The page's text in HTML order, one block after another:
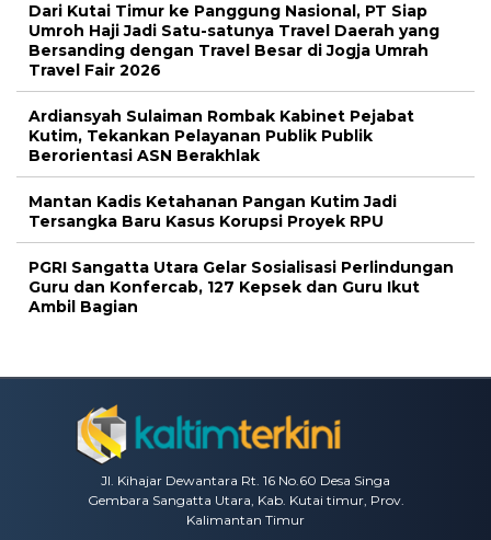
Dari Kutai Timur ke Panggung Nasional, PT Siap
Umroh Haji Jadi Satu-satunya Travel Daerah yang
Bersanding dengan Travel Besar di Jogja Umrah
Travel Fair 2026
Ardiansyah Sulaiman Rombak Kabinet Pejabat
Kutim, Tekankan Pelayanan Publik Publik
Berorientasi ASN Berakhlak
Mantan Kadis Ketahanan Pangan Kutim Jadi
Tersangka Baru Kasus Korupsi Proyek RPU
PGRI Sangatta Utara Gelar Sosialisasi Perlindungan
Guru dan Konfercab, 127 Kepsek dan Guru Ikut
Ambil Bagian
Jl. Kihajar Dewantara Rt. 16 No.60 Desa Singa
Gembara Sangatta Utara, Kab. Kutai timur, Prov.
Kalimantan Timur